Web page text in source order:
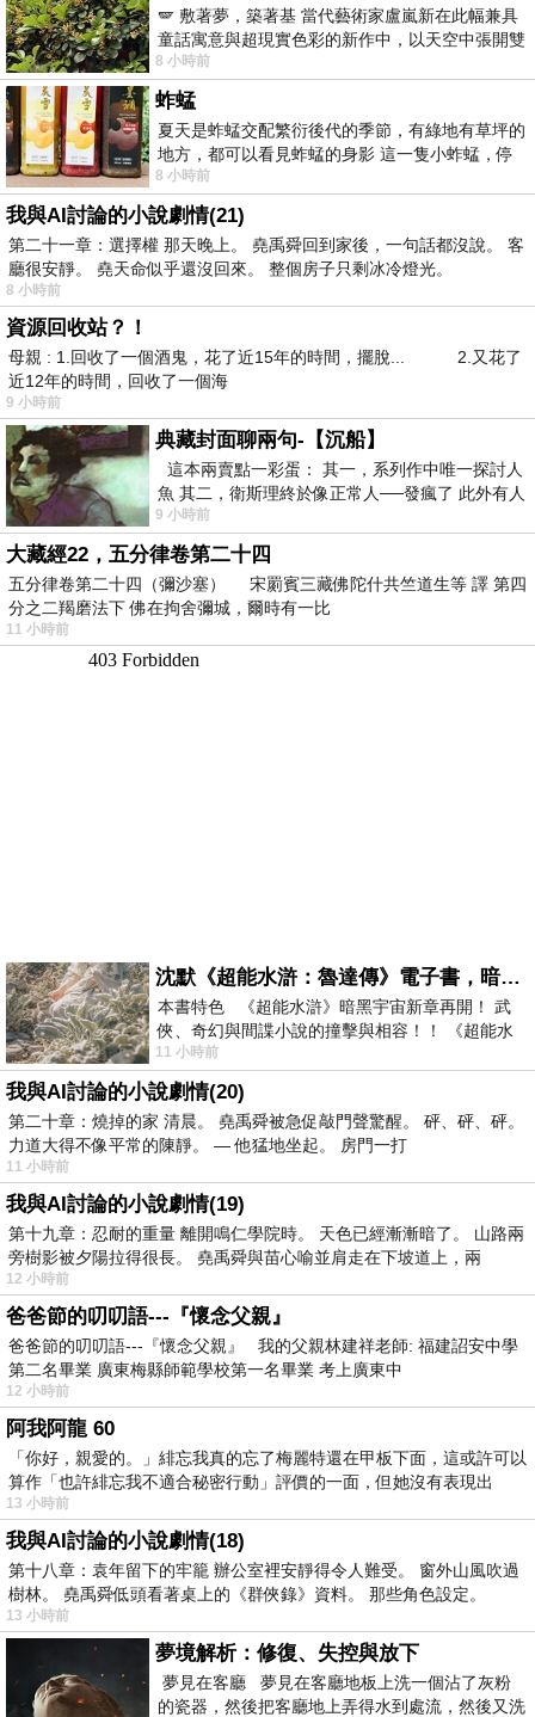
🪽 敷著夢，築著基 當代藝術家盧嵐新在此幅兼具
童話寓意與超現實色彩的新作中，以天空中張開雙
翼的神聖形象與地面上聚集的人群對話，
8 小時前
蚱蜢
夏天是蚱蜢交配繁衍後代的季節，有綠地有草坪的
地方，都可以看見蚱蜢的身影 這一隻小蚱蜢，停
在車頂上，怎麼樣小心驅趕，都無動
8 小時前
我與AI討論的小說劇情(21)
第二十一章：選擇權 那天晚上。 堯禹舜回到家後，一句話都沒說。 客
廳很安靜。 堯天命似乎還沒回來。 整個房子只剩冰冷燈光。
8 小時前
資源回收站？！
母親 : 1.回收了一個酒鬼，花了近15年的時間，擺脫... 2.又花了
近12年的時間，回收了一個海
9 小時前
典藏封面聊兩句-【沉船】
這本兩賣點一彩蛋： 其一，系列作中唯一探討人
魚 其二，衛斯理終於像正常人──發瘋了 此外有人
在南極打死北極熊（@《地心
9 小時前
大藏經22，五分律卷第二十四
五分律卷第二十四（彌沙塞） 宋罽賓三藏佛陀什共竺道生等 譯 第四
分之二羯磨法下 佛在拘舍彌城，爾時有一比
11 小時前
沈默《超能水滸：魯達傳》電子書，暗黑宇宙新章，一一五年八月璀璨上架！
本書特色 《超能水滸》暗黑宇宙新章再開！ 武
俠、奇幻與間諜小說的撞擊與相容！！ 《超能水
滸》系列第四部變幻登場
11 小時前
我與AI討論的小說劇情(20)
第二十章：燒掉的家 清晨。 堯禹舜被急促敲門聲驚醒。 砰、砰、砰。
力道大得不像平常的陳靜。 — 他猛地坐起。 房門一打
11 小時前
我與AI討論的小說劇情(19)
第十九章：忍耐的重量 離開鳴仁學院時。 天色已經漸漸暗了。 山路兩
旁樹影被夕陽拉得很長。 堯禹舜與苗心喻並肩走在下坡道上，兩
12 小時前
爸爸節的叨叨語---『懷念父親』
爸爸節的叨叨語---『懷念父親』 我的父親林建祥老師: 福建詔安中學
第二名畢業 廣東梅縣師範學校第一名畢業 考上廣東中
12 小時前
阿我阿龍 60
「你好，親愛的。」緋忘我真的忘了梅麗特還在甲板下面，這或許可以
算作「也許緋忘我不適合秘密行動」評價的一面，但她沒有表現出
13 小時前
我與AI討論的小說劇情(18)
第十八章：袁年留下的牢籠 辦公室裡安靜得令人難受。 窗外山風吹過
樹林。 堯禹舜低頭看著桌上的《群俠錄》資料。 那些角色設定。
13 小時前
夢境解析：修復、失控與放下
夢見在客廳 夢見在客廳地板上洗一個沾了灰粉
的瓷器，然後把客廳地上弄得水到處流，然後又洗